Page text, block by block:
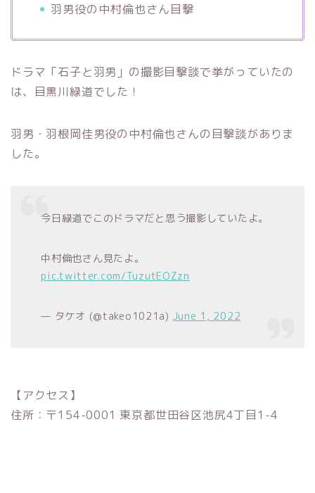
羽男役の中村倫也さん目撃
ドラマ「石子と羽男」の撮影目撃談で挙がっていたの
は、目黒川緑道でした！
羽男・羽根岡佳男役の中村倫也さんの目撃談がありま
した。
今日緑道でこのドラマだと思う撮影していたよ。
中村倫也さん見たよ。
pic.twitter.com/TuzutEOZzn
— タケオ (@takeo1021a) June 1, 2022
【アクセス】
住所：〒154-0001 東京都世田谷区池尻4丁目1-4